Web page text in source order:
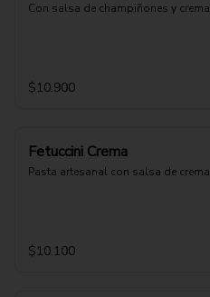
Con salsa de champiñones y crema
$10.900
Fetuccini Crema
Pasta artesanal con salsa de crema
$10.100